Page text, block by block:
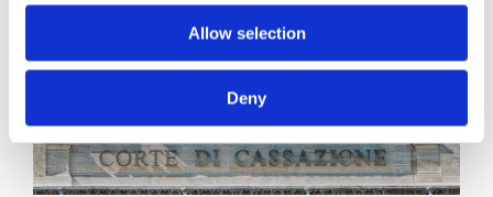
Allow selection
Deny